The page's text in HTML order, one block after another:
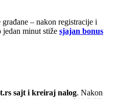
– nakon registracije i
minut stiže sjajan bonus
sajt i kreiraj nalog. Nakon